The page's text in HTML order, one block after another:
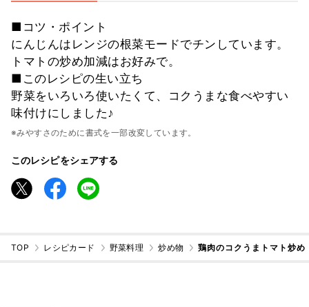
■コツ・ポイント
にんじんはレンジの根菜モードでチンしています。
トマトの炒め加減はお好みで。
■このレシピの生い立ち
野菜をいろいろ使いたくて、コクうまな食べやすい
味付けにしました♪
※みやすさのために書式を一部改変しています。
このレシピをシェアする
TOP レシピカード 野菜料理 炒め物 鶏肉のコクうまトマト炒め